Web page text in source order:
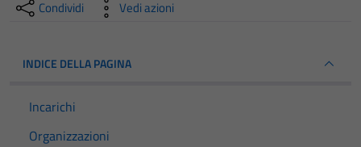
Condividi Vedi azioni
INDICE DELLA PAGINA
Incarichi
Organizzazioni